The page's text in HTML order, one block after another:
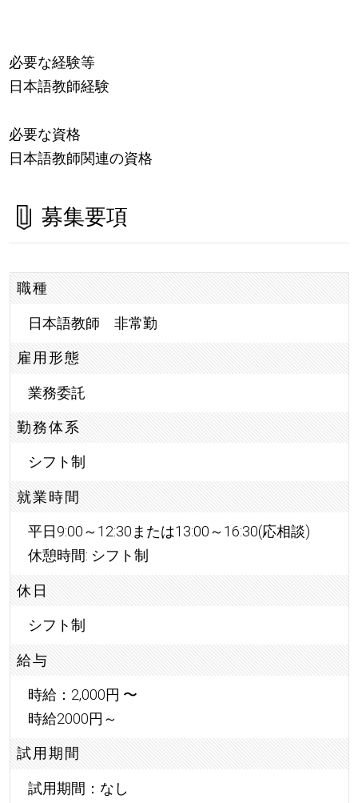
必要な経験等
日本語教師経験
必要な資格
日本語教師関連の資格
募集要項
職種
日本語教師 非常勤
雇用形態
業務委託
勤務体系
シフト制
就業時間
平日9:00～12:30または13:00～16:30(応相談)
休憩時間: シフト制
休日
シフト制
給与
時給：2,000円 〜
時給2000円～
試用期間
試用期間：なし